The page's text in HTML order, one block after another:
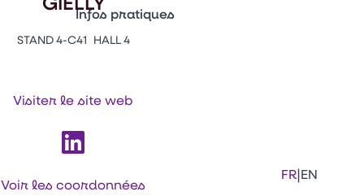
Infos pratiques
Contacts
Appuyez sur Entrée pour ouvrir le lien.
FR|EN
STAND 4-C41 HALL 4
Visiter le site web
Voir les coordonnées